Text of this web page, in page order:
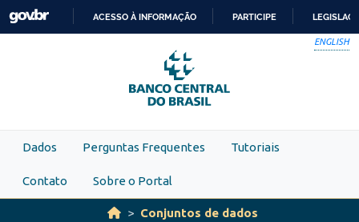
Skip to main content
PARA
O
CONTEÚDO
ACESSO À INFORMAÇÃO PARTICIPE
ENGLISH
Dados Perguntas Frequentes Tutoriais
Contato Sobre o Portal
Conjuntos de dados